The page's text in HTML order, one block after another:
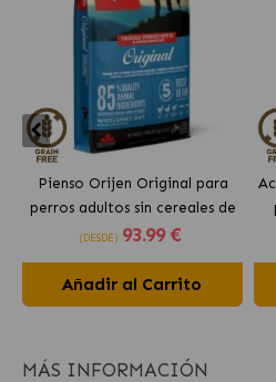
Pienso Orijen Original para
perros adultos sin cereales de
pollo
(DESDE) 93.99 €
Añadir al Carrito
MÁS INFORMACIÓN